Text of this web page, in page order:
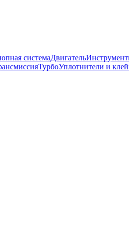
системаДвигатель
ТурбоУплотнители и